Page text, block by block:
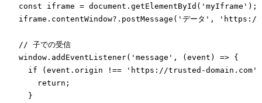
const iframe = document.getElementById('myIframe');
iframe.contentWindow?.postMessage('データ',
// 子での受信
window.addEventListener('message', (event) => {
if (event.origin !== 'https://trusted-
    return;
  }